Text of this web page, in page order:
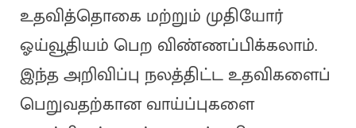
உதவித்தொகை மற்றும் முதியோர்
ஓய்வூதியம் பெற விண்ணப்பிக்கலாம்.
இந்த அறிவிப்பு நலத்திட்ட உதவிகளைப்
பெறுவதற்கான வாய்ப்புகளை